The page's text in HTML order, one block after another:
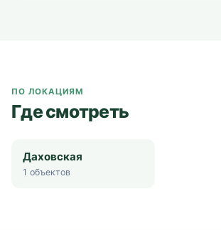
ПО ЛОКАЦИЯМ
Где смотреть
Даховская
1 объектов